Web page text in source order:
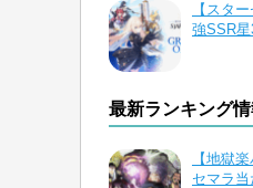
【スタ
強SSR
最新ランキング情
【地獄
セマラ